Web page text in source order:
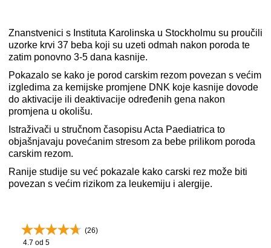
Znanstvenici s Instituta Karolinska u Stockholmu su proučili
uzorke krvi 37 beba koji su uzeti odmah nakon poroda te
zatim ponovno 3-5 dana kasnije.
Pokazalo se kako je porod carskim rezom povezan s većim
izgledima za kemijske promjene DNK koje kasnije dovode
do aktivacije ili deaktivacije određenih gena nakon
promjena u okolišu.
Istraživači u stručnom časopisu Acta Paediatrica to
objašnjavaju povećanim stresom za bebe prilikom poroda
carskim rezom.
Ranije studije su već pokazale kako carski rez može biti
povezan s većim rizikom za leukemiju i alergije.
(26)
4.7 od 5